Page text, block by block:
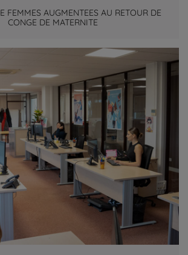
FEMMES AUGMENTEES AU RETOUR DE
CONGE DE MATERNITE